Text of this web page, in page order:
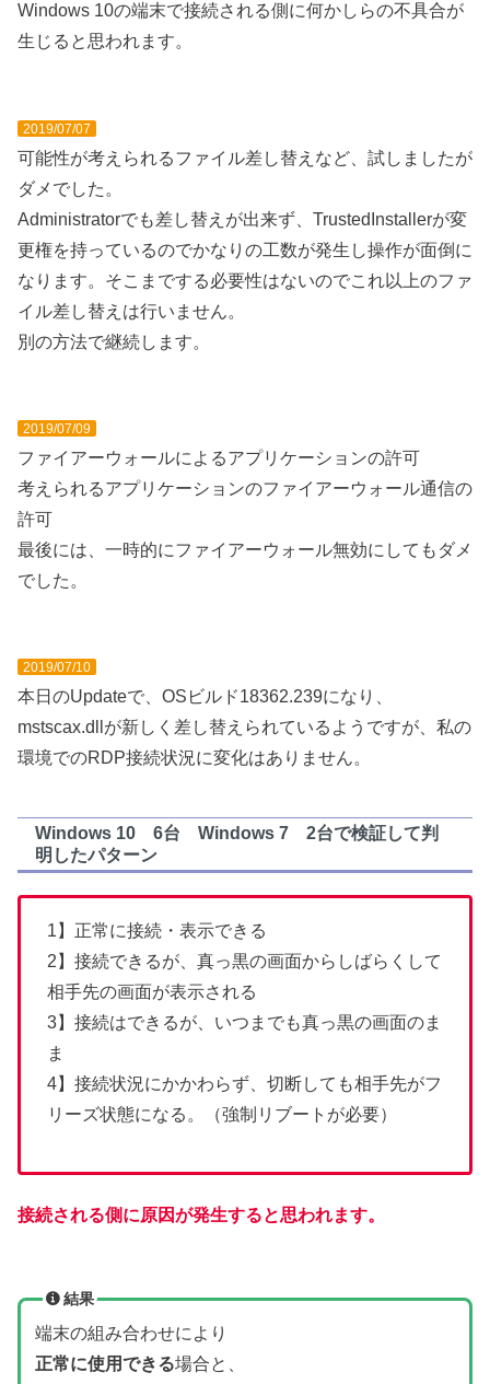
Windows 10の端末で接続される側に何かしらの不具合が
生じると思われます。
2019/07/07
可能性が考えられるファイル差し替えなど、試しましたが
ダメでした。
Administratorでも差し替えが出来ず、TrustedInstallerが変
更権を持っているのでかなりの工数が発生し操作が面倒に
なります。そこまでする必要性はないのでこれ以上のファ
イル差し替えは行いません。
別の方法で継続します。
2019/07/09
ファイアーウォールによるアプリケーションの許可
考えられるアプリケーションのファイアーウォール通信の
許可
最後には、一時的にファイアーウォール無効にしてもダメ
でした。
2019/07/10
本日のUpdateで、OSビルド18362.239になり、
mstscax.dllが新しく差し替えられているようですが、私の
環境でのRDP接続状況に変化はありません。
Windows 10 6台 Windows 7 2台で検証して判
明したパターン
1】正常に接続・表示できる
2】接続できるが、真っ黒の画面からしばらくして
相手先の画面が表示される
3】接続はできるが、いつまでも真っ黒の画面のま
ま
4】接続状況にかかわらず、切断しても相手先がフ
リーズ状態になる。（強制リブートが必要）
接続される側に原因が発生すると思われます。
結果
端末の組み合わせにより
正常に使用できる場合と、